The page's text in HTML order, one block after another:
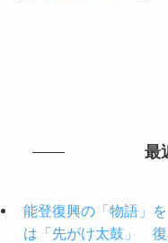
最
能登復興の「物語」
は「先がけ太鼓」